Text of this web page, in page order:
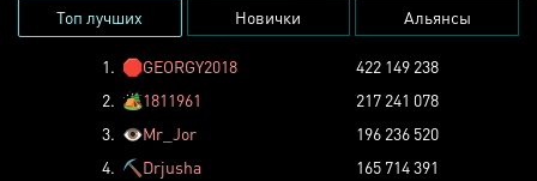
Топ лучших Новички Альянсы
1. 🛑GEORGY2018
422 149 238
2. 🏕️1811961
217 241 078
3. 👁️Mr_Jor
196 236 520
4. ⛏️ Drjusha
165 714 391